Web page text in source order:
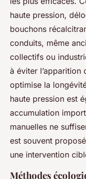
haute pression,
bouchons
conduits, même
collectifs ou
à éviter l’apparition
optimise la
haute pression est
accumulation
manuelles ne
est souvent
une intervention
Méthodes